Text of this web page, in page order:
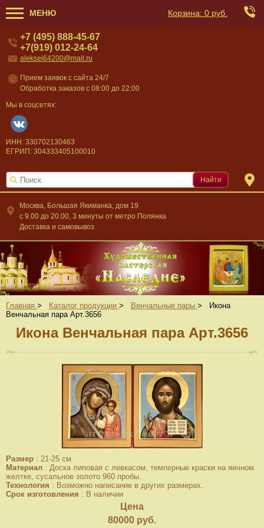
МЕНЮ Корзина: 0 руб.
Москва, Большая Якиманка, дом 19
c 9.00 до 20.00, 3 минуты от метро Полянка
Доставка и самовывоз
+7 (495) 888-45-67
+7(919) 012-24-64
aleksei64200@mail.ru
Прием заявок с сайта 24/7
Обработка заказов с 08:00 до 22:00
Мы в соцсетях:
ИНН: 330702130463
ЕГРИП: 304333405100010
Найти
Главная > Каталог продукции > Венчальные пары >
Икона
Венчальная пара Арт.3656
Икона Венчальная пара Арт.3656
Размер : 21-25 см
Материал : Доска липовая с левкасом, темперные краски на яичном
желтке, сусальное золото 960 пробы.
Технология : Возможно написание в других размерах.
Срок изготовления : В наличии
Цена
80000 руб.